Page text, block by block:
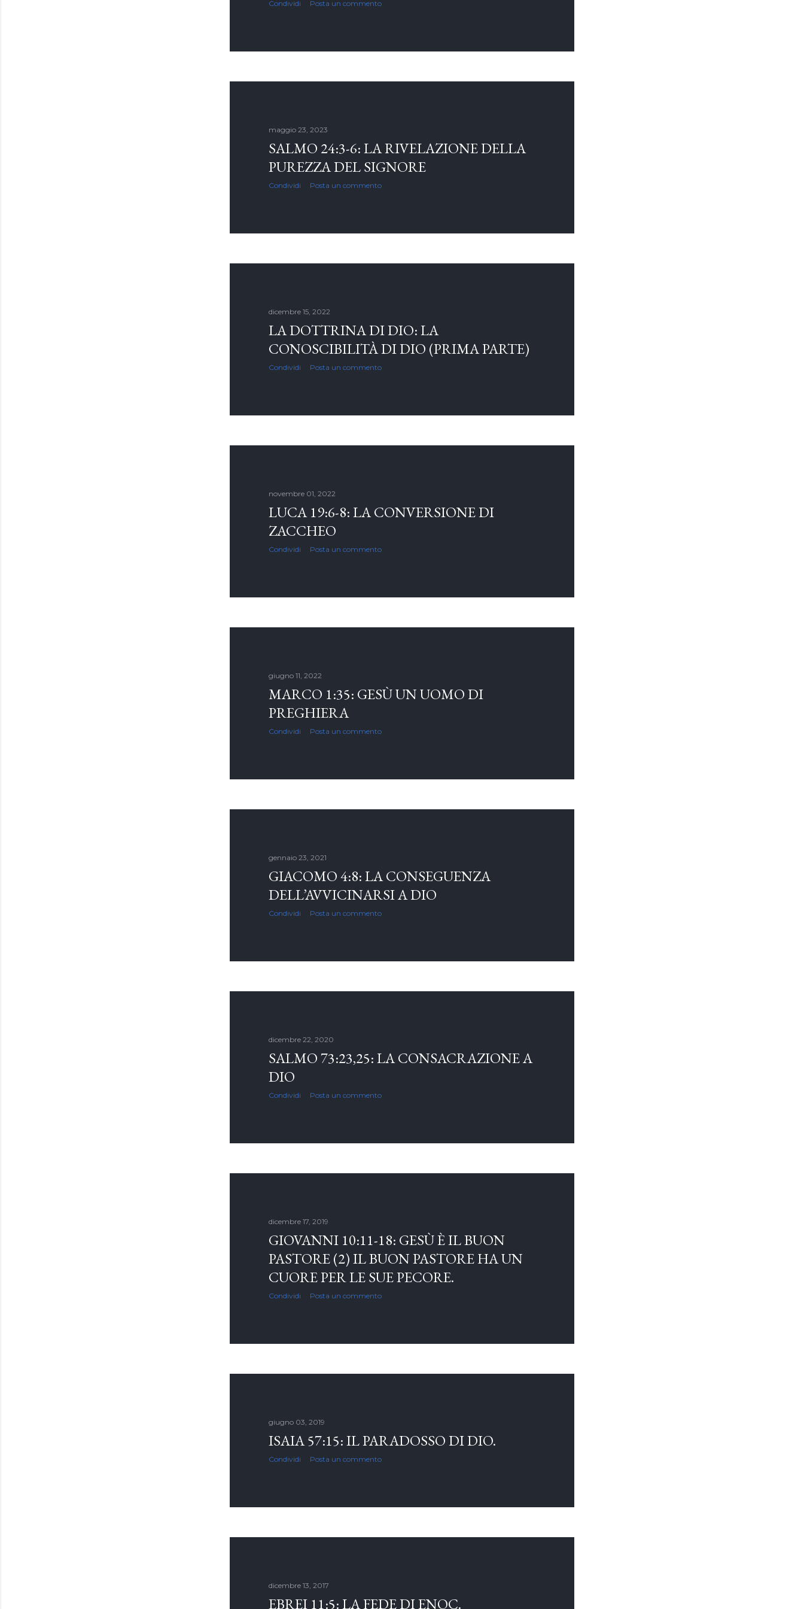
Condividi Posta un commento
maggio 23, 2023
SALMO 24:3-6: LA RIVELAZIONE DELLA
PUREZZA DEL SIGNORE
Condividi Posta un commento
dicembre 15, 2022
LA DOTTRINA DI DIO: LA
CONOSCIBILITÀ DI DIO (PRIMA PARTE)
Condividi Posta un commento
novembre 01, 2022
LUCA 19:6-8: LA CONVERSIONE DI
ZACCHEO
Condividi Posta un commento
giugno 11, 2022
MARCO 1:35: GESÙ UN UOMO DI
PREGHIERA
Condividi Posta un commento
gennaio 23, 2021
GIACOMO 4:8: LA CONSEGUENZA
DELL’AVVICINARSI A DIO
Condividi Posta un commento
dicembre 22, 2020
SALMO 73:23,25: LA CONSACRAZIONE A
DIO
Condividi Posta un commento
dicembre 17, 2019
GIOVANNI 10:11-18: GESÙ È IL BUON
PASTORE (2) IL BUON PASTORE HA UN
CUORE PER LE SUE PECORE.
Condividi Posta un commento
giugno 03, 2019
ISAIA 57:15: IL PARADOSSO DI DIO.
Condividi Posta un commento
dicembre 13, 2017
EBREI 11:5: LA FEDE DI ENOC.